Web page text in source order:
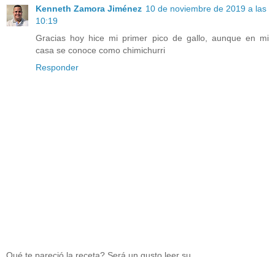
Kenneth Zamora Jiménez 10 de noviembre de 2019 a las
10:19
Gracias hoy hice mi primer pico de gallo, aunque en mi
casa se conoce como chimichurri
Responder